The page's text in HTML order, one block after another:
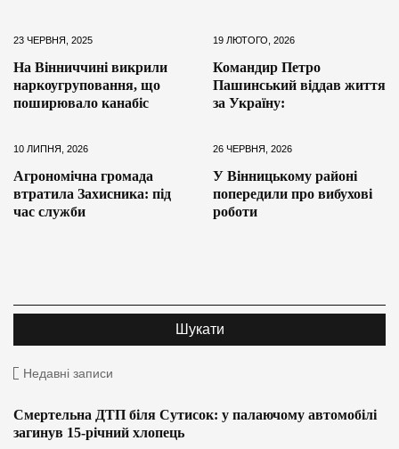
23 ЧЕРВНЯ, 2025
На Вінниччині викрили
наркоугруповання, що
поширювало канабіс
19 ЛЮТОГО, 2026
Командир Петро
Пашинський віддав життя
за Україну:
10 ЛИПНЯ, 2026
Агрономічна громада
втратила Захисника: під
час служби
26 ЧЕРВНЯ, 2026
У Вінницькому районі
попередили про вибухові
роботи
Недавні записи
Смертельна ДТП біля Сутисок: у палаючому автомобілі
загинув 15-річний хлопець